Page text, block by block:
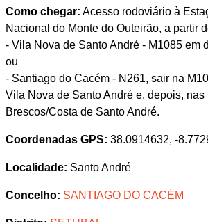
Como chegar: Acesso rodoviário à
Nacional do Monte do Outeirão, a partir
- Vila Nova de Santo André - M1085 em
ou
- Santiago do Cacém - N261, sair na
Vila Nova de Santo André e, depois,
Brescos/Costa de Santo André.
Coordenadas GPS: 38.0914632, -
Localidade: Santo André
Concelho: SANTIAGO DO CACÉM